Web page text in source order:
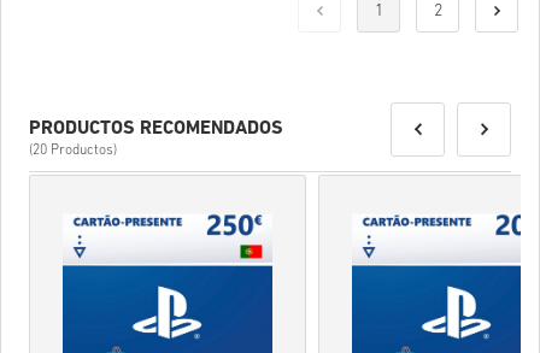
1 2
PRODUCTOS RECOMENDADOS
(20 Productos)